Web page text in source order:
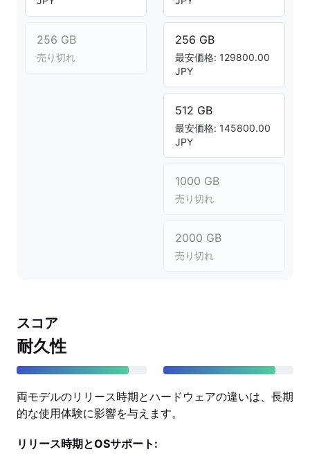
256 GB
売り切れ
256 GB
最安価格: 129800.00
JPY
512 GB
最安価格: 145800.00
JPY
1000 GB
売り切れ
2000 GB
売り切れ
スコア
耐久性
両モデルのリリース時期とハードウェアの違いは、長期
的な使用体験に影響を与えます。
リリース時期とOSサポート: